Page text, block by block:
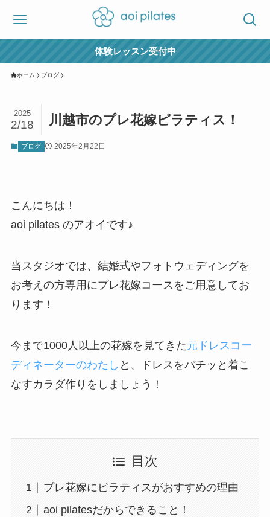
体験レッスン受付中
ホーム ブログ
川越市のプレ花嫁ピラティス！
2025
2/18
ブログ 2025年2月22日
こんにちは！
aoi pilates のアオイです♪
当スタジオでは、結婚式やフォトウェディングを
お考えの方専用にプレ花嫁コースをご用意してお
ります！
今まで1000人以上の花嫁を見てきた元ドレスコー
ディネーターのわたし と、ドレスをバチッと着こ
なすカラダ作りをしましょう！
目次
プレ花嫁にピラティスがおすすめの理由
aoi pilatesだからできること！